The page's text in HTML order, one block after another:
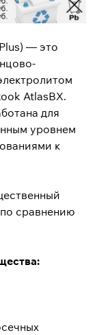
— это
AtlasBX.
для
уровнем
к
сравнению